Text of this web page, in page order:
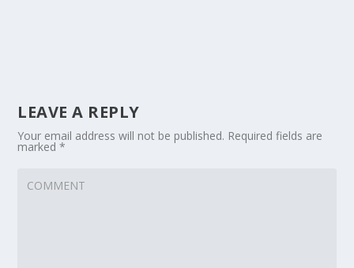
LEAVE A REPLY
Your email address will not be published. Required fields are
marked*